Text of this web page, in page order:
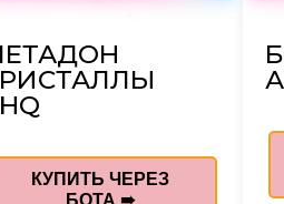
КУПИТЬ ЧЕРЕЗ
БОТА ➠